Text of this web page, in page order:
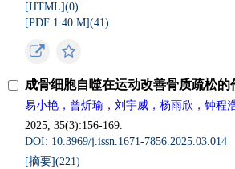
[HTML](0)
[PDF 1.40 M](41)
成骨细胞自噬在运动改善骨质疏松的
易小艳，曾炘瑜，刘宇威，杨雨欣，钟程
2025, 35(3):156-169.
DOI: 10.3969/j.issn.1671-7856.2025.03.014
[摘要](221)